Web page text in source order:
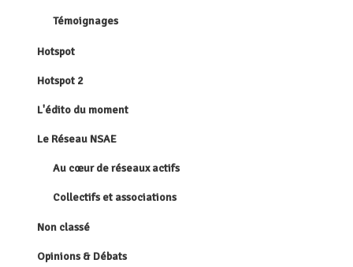
Témoignages
Hotspot
Hotspot 2
L'édito du moment
Le Réseau NSAE
Au cœur de réseaux actifs
Collectifs et associations
Non classé
Opinions & Débats